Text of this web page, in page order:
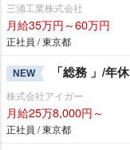
三浦工業株式会社
月給35万円～60万円
正社員 / 東京都
NEW 「総務 」/年
株式会社アイガー
月給25万8,000円～
正社員 / 東京都